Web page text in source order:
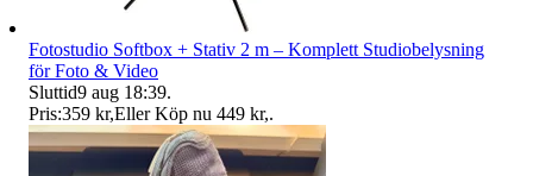
Fotostudio Softbox + Stativ 2 m – Komplett Studiobelysning
för Foto & Video
Sluttid9 aug 18:39.
Pris:359 kr,Eller Köp nu 449 kr,.